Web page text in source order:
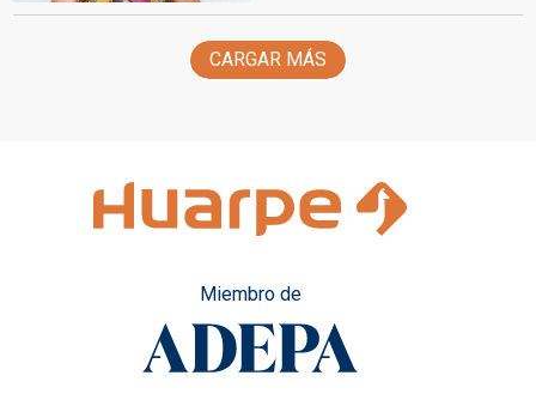
ex-pareja.
CARGAR MÁS
Miembro de